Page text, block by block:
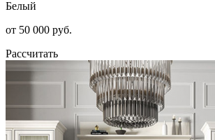
Белый
от 50 000 руб.
Рассчитать